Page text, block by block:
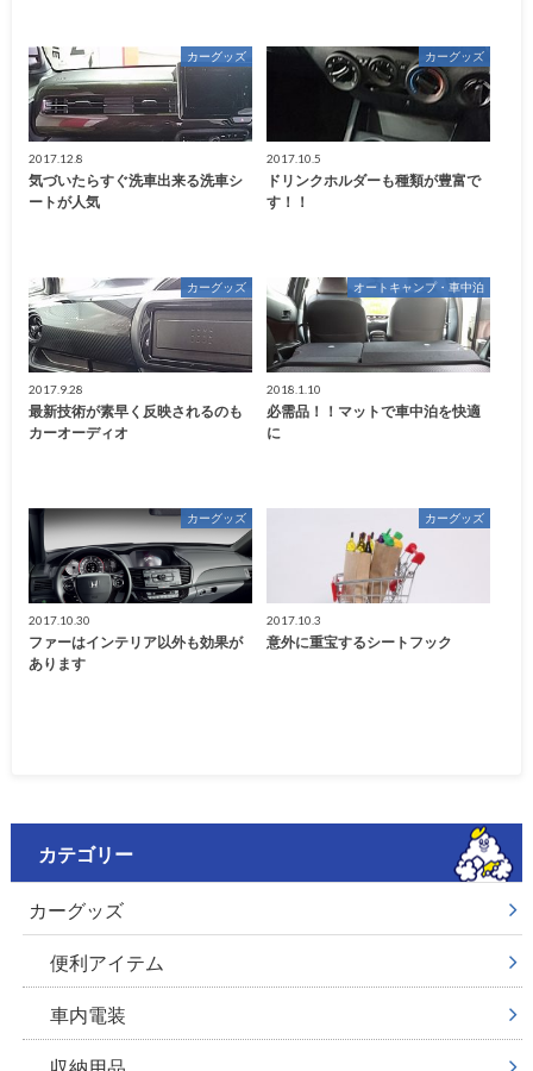
カーグッズ
2017.12.8
気づいたらすぐ洗車出来る洗車シ
ートが人気
カーグッズ
2017.10.5
ドリンクホルダーも種類が豊富で
す！！
カーグッズ
2017.9.28
最新技術が素早く反映されるのも
カーオーディオ
オートキャンプ・車中泊
2018.1.10
必需品！！マットで車中泊を快適
に
カーグッズ
2017.10.30
ファーはインテリア以外も効果が
あります
カーグッズ
2017.10.3
意外に重宝するシートフック
カテゴリー
カーグッズ
便利アイテム
車内電装